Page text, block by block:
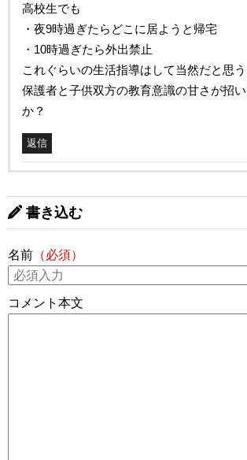
高校生でも
・夜9時過ぎたらどこに居ようと帰宅
・10時過ぎたら外出禁止
これぐらいの生活指導はして当然だと思う
保護者と子供双方の教育意識の甘さが招
か？
返信
書き込む
名前 （必須）
コメント本文